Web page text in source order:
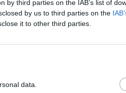
by third parties on the IAB’s list of
by us to third parties on the
it to other third parties.
data.